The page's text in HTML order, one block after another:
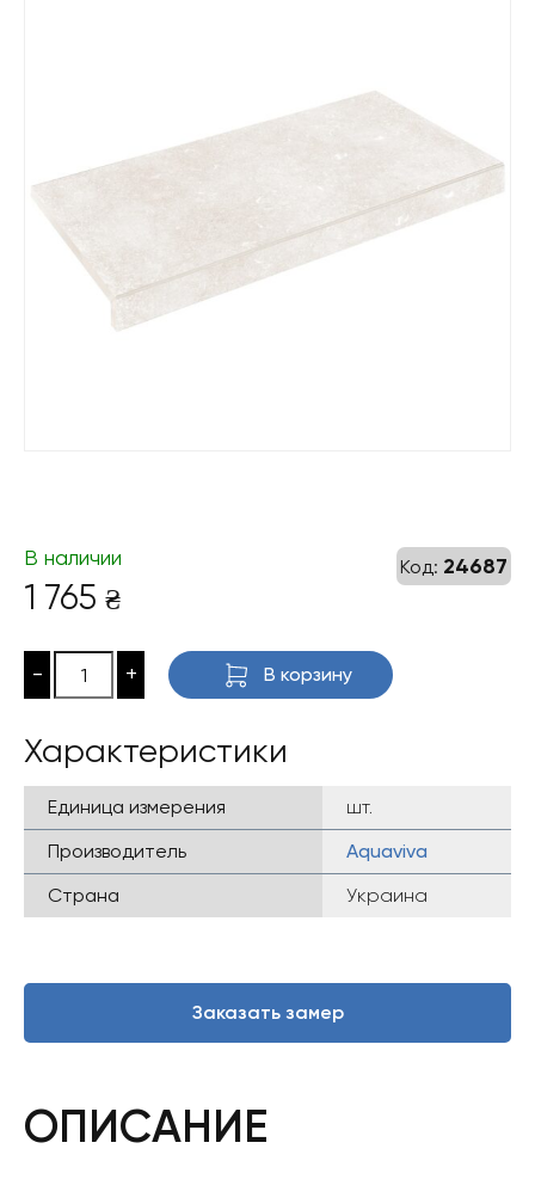
Код: 24687
В наличии
1 765 ₴
- + В корзину
Характеристики
Единица измерения
шт.
Производитель
Aquaviva
Страна
Украина
Заказать замер
ОПИСАНИЕ